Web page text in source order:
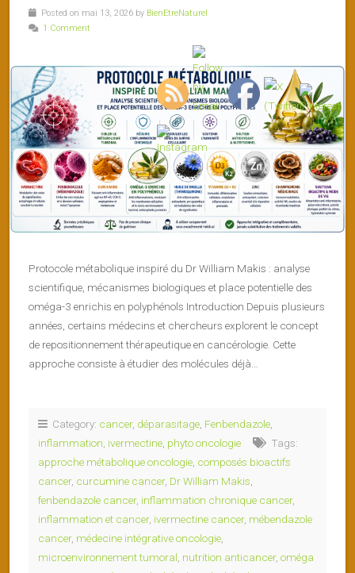
Posted on mai 13, 2026 by BienEtreNaturel
1 Comment
Protocole métabolique inspiré du Dr William Makis : analyse
scientifique, mécanismes biologiques et place potentielle des
oméga-3 enrichis en polyphénols Introduction Depuis plusieurs
années, certains médecins et chercheurs explorent le concept
de repositionnement thérapeutique en cancérologie. Cette
approche consiste à étudier des molécules déjà…
Category: cancer, déparasitage Fenbendazole
inflammation ivermectine phyto oncologie
Tags:
approche métabolique oncologie composés bioactifs
cancer, curcumine cancer, Dr William Makis
fenbendazole cancer, inflammation chronique cancer,
inflammation et cancer, ivermectine cancer, mébendazole
cancer, médecine intégrative oncologie
microenvironnement tumoral nutrition anticancer, oméga